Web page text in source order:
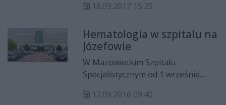
czy Twój szpital zakwalifikował się
regulacje, które wchodzą w życie 1
października będą miały wpływ na
funkcjonowanie np. przyszpitalnych
poradni? Odpowiedzi na te pytania
będzie można uzyskać w
Mazowieckim Szpitalu
18.09.2017 15:29
Hematologia w szpitalu na
Józefowie
W Mazowieckim Szpitalu
Specjalistycznym od 1 września
oddział hematologii. Szpital
12.09.2016 09:40